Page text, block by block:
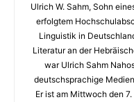
Ulrich W. Sahm, Sohn
erfolgtem
Linguistik in
Literatur an der
war Ulrich Sahm
deutschsprachige
Er ist am Mittwoch den